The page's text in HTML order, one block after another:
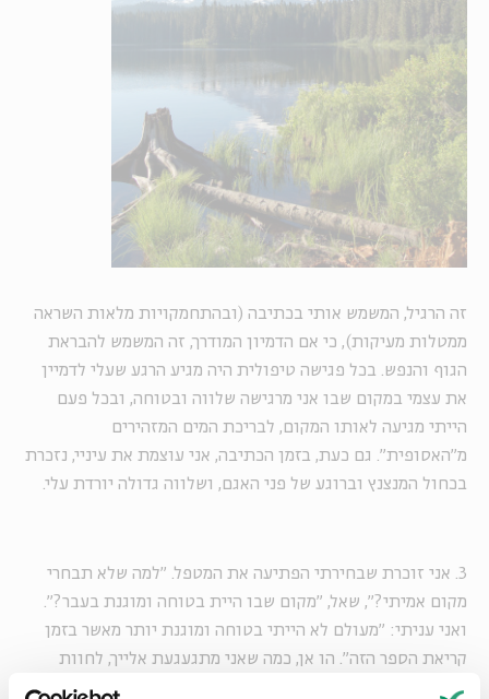
זה הרגיל, המשמש אותי בכתיבה (ובהתחמקויות מלאות השראה
ממטלות מעיקות), כי אם הדמיון המודרך, זה המשמש להבראת
הגוף והנפש. בכל פגישה טיפולית היה מגיע הרגע שעלי לדמיין
את עצמי במקום שבו אני מרגישה שלווה ובטוחה, ובכל פעם
הייתי מגיעה לאותו המקום, לבריכת המים המזהירים
מ"האסופית". גם כעת, בזמן הכתיבה, אני עוצמת את עיניי, נזכרת
בכחול המנצנץ וברוגע של פני האגם, ושלווה גדולה יורדת עלי.
3. אני זוכרת שבחירתי הפתיעה את המטפל. "למה שלא תבחרי
מקום אמיתי?", שאל, "מקום שבו היית בטוחה ומוגנת בעבר?".
ואני עניתי: "מעולם לא הייתי בטוחה ומוגנת יותר מאשר בזמן
קריאת הספר הזה". הו אן, כמה שאני מתגעגעת אלייך, לחוות
גוטברג, לדיאנה ברי, לגילברט בלייט, למרת לינד ואפילו לג'וזי